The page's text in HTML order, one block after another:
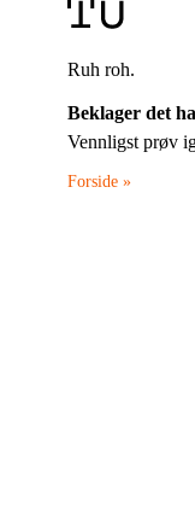
Ruh roh.
Beklager det
Vennligst prøv
Forside »